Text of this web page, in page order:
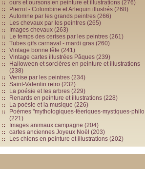
ours et oursons en peinture et illustrations (276)
Pierrot - Colombine et Arlequin illustrés (268)
Automne par les grands peintres (266)
Les chevaux par les peintres (265)
Images chevaux (263)
Le temps des cerises par les peintres (261)
Tubes gifs carnaval - mardi gras (260)
Vintage bonne fête (241)
Vintage cartes illustrées Pâques (239)
Halloween et sorcières en peinture et illustrations
(238)
Venise par les peintres (234)
Saint-Valentin retro (232)
La poésie et les arbres (229)
Renards en peinture et illustrations (228)
La poésie et la musique (226)
Poèmes "mythologiques-féeriques-mystiques-philo
(221)
Images animaux campagne (204)
cartes anciennes Joyeux Noël (203)
Les chiens en peinture et illustrations (202)